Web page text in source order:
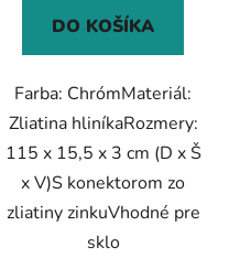
DO KOŠÍKA
Farba: ChrómMateriál:
Zliatina hliníkaRozmery:
115 x 15,5 x 3 cm (D x Š
x V)S konektorom zo
zliatiny zinkuVhodné pre
sklo